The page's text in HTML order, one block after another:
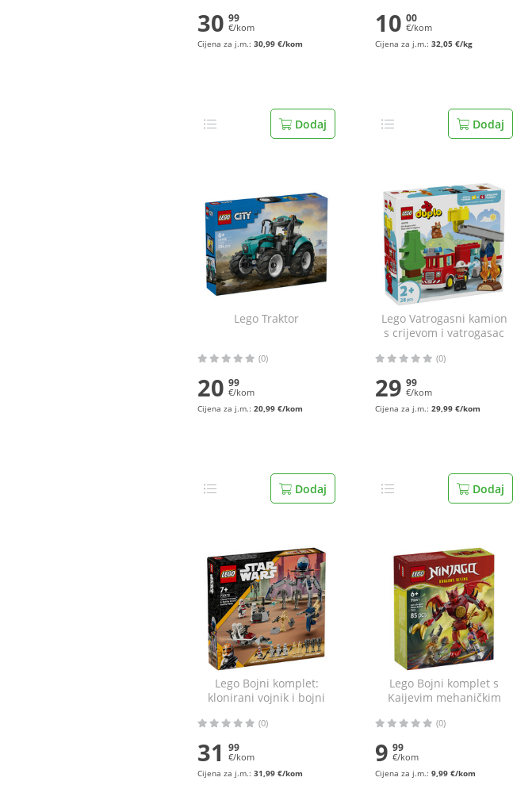
30 99
€/kom
Cijena za j.m.: 30,99 €/kom
Dodaj
10 00
€/kom
Cijena za j.m.: 32,05 €/kg
Dodaj
Lego Traktor
(0)
20 99
€/kom
Cijena za j.m.: 20,99 €/kom
Dodaj
Lego Vatrogasni kamion
s crijevom i vatrogasac
(0)
29 99
€/kom
Cijena za j.m.: 29,99 €/kom
Dodaj
Lego Bojni komplet:
klonirani vojnik i bojni
(0)
31 99
€/kom
Cijena za j.m.: 31,99 €/kom
Lego Bojni komplet s
Kaijevim mehaničkim
(0)
9 99
€/kom
Cijena za j.m.: 9,99 €/kom